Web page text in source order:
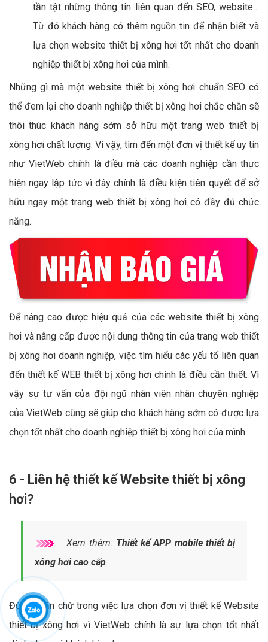
tần tật những thông tin liên quan đến SEO, website…
Từ đó khách hàng có thêm nguồn tin để nhận biết và
lựa chọn website thiết bị xông hơi tốt nhất cho doanh
nghiệp thiết bị xông hơi của mình.
Những gì mà một website thiết bị xông hơi chuẩn SEO có
thể đem lại cho doanh nghiệp thiết bị xông hơi chắc chắn sẽ
thôi thúc khách hàng sớm sở hữu một trang web thiết bị
xông hơi chất lượng. Vì vậy, tìm đến một đơn vị thiết kế uy tín
như VietWeb chính là điều mà các doanh nghiệp cần thực
hiện ngay lập tức vì đây chính là điều kiện tiên quyết để sở
hữu ngay một trang web thiết bị xông hơi có đầy đủ chức
năng.
Để nâng cao được hiệu quả của các website thiết bị xông
hơi và nâng cấp được nội dung thông tin của trang web thiết
bị xông hơi doanh nghiệp, việc tìm hiểu các yếu tố liên quan
đến thiết kế WEB thiết bị xông hơi chính là điều cần thiết. Vì
vậy sự tư vấn của đội ngũ nhân viên nhân chuyên nghiệp
của VietWeb cũng sẽ giúp cho khách hàng sớm có được lựa
chọn tốt nhất cho doanh nghiệp thiết bị xông hơi của mình.
6 - Liên hệ thiết kế Website thiết bị xông
hơi?
Xem thêm: Thiết kế APP mobile thiết bị
xông hơi cao cấp
Đừng chần chừ trong việc lựa chọn đơn vị thiết kế Website
thiết bị xông hơi vì VietWeb chính là sự lựa chọn tốt nhất